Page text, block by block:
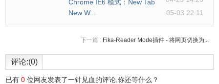
Chrome IE6 模式：New Tab
New W...
05-03 22:11
下一篇 : Fika-Reader Mode插件 - 将网页切换为...
评论:(0)
已有0 位网友发表了一针见血的评论,你还等什么？